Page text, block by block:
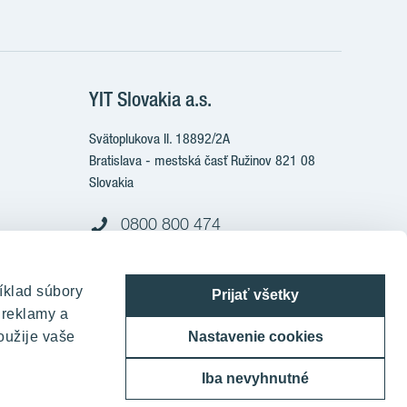
súbory
a
vaše
Prijať všetky
Nastavenie cookies
Iba nevyhnutné
YIT Slovakia a.s.
Svätoplukova II. 18892/2A
Bratislava - mestská časť Ružinov 821 08
Slovakia
0800 800 474
Pre volania zo zahraničia:
+421 903 999 333